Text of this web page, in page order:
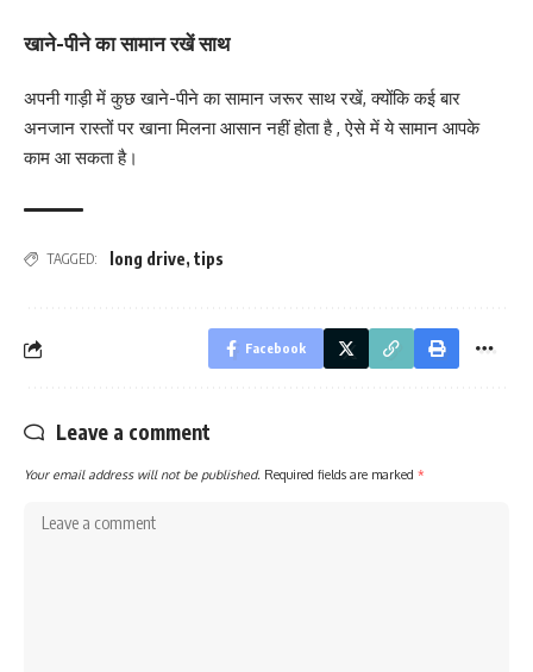
खाने-पीने का सामान रखें साथ
अपनी गाड़ी में कुछ खाने-पीने का सामान जरूर साथ रखें, क्योंकि कई बार
अनजान रास्तों पर खाना मिलना आसान नहीं होता है , ऐसे में ये सामान आपके
काम आ सकता है।
TAGGED: long drive, tips
Facebook
Leave a comment
Your email address will not be published. Required fields are marked *